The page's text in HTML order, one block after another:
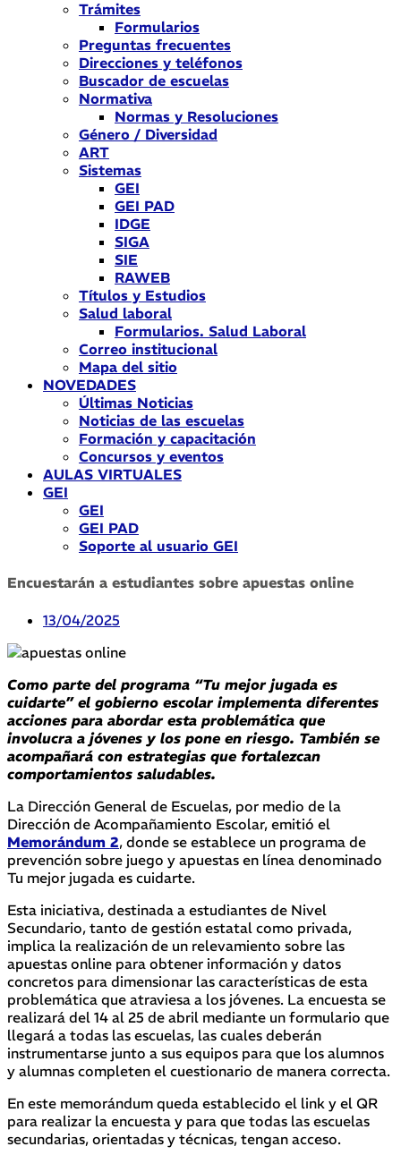
Trámites
Formularios
Preguntas frecuentes
Direcciones y teléfonos
Buscador de escuelas
Normativa
Normas y Resoluciones
Género / Diversidad
ART
Sistemas
GEI
GEI PAD
IDGE
SIGA
SIE
RAWEB
Títulos y Estudios
Salud laboral
Formularios. Salud Laboral
Correo institucional
Mapa del sitio
NOVEDADES
Últimas Noticias
Noticias de las escuelas
Formación y capacitación
Concursos y eventos
AULAS VIRTUALES
GEI
GEI
GEI PAD
Soporte al usuario GEI
Encuestarán a estudiantes sobre apuestas online
13/04/2025
Como parte del programa “Tu mejor jugada es
cuidarte” el gobierno escolar implementa diferentes
acciones para abordar esta problemática que
involucra a jóvenes y los pone en riesgo. También se
acompañará con estrategias que fortalezcan
comportamientos saludables.
La Dirección General de Escuelas, por medio de la
Dirección de Acompañamiento Escolar, emitió el
Memorándum 2, donde se establece un programa de
prevención sobre juego y apuestas en línea denominado
Tu mejor jugada es cuidarte.
Esta iniciativa, destinada a estudiantes de Nivel
Secundario, tanto de gestión estatal como privada,
implica la realización de un relevamiento sobre las
apuestas online para obtener información y datos
concretos para dimensionar las características de esta
problemática que atraviesa a los jóvenes. La encuesta se
realizará del 14 al 25 de abril mediante un formulario que
llegará a todas las escuelas, las cuales deberán
instrumentarse junto a sus equipos para que los alumnos
y alumnas completen el cuestionario de manera correcta.
En este memorándum queda establecido el link y el QR
para realizar la encuesta y para que todas las escuelas
secundarias, orientadas y técnicas, tengan acceso.